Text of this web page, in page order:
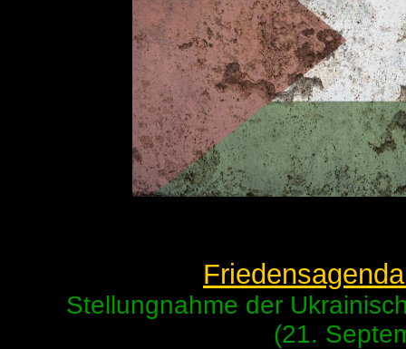
Stellungnahme der
(21.